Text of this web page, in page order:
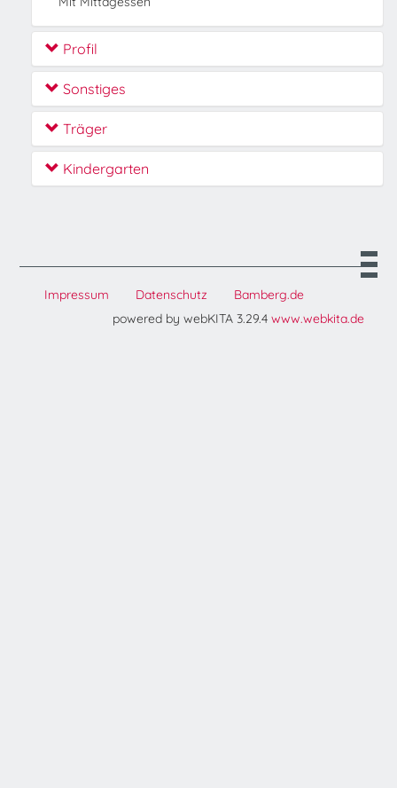
Profil
Sonstiges
Träger
Kindergarten
Impressum Datenschutz
Bamberg.de
powered by webKITA 3.29.4 www.webkita.de